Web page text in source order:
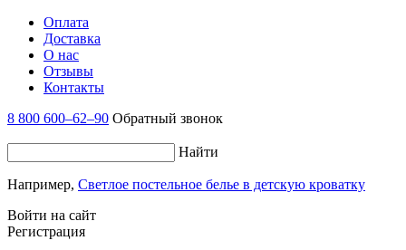
Оплата
Доставка
О нас
Отзывы
Контакты
8 800 600–62–90 Обратный звонок
Найти
Например, Светлое постельное белье в детскую кроватку
Войти на сайт
Регистрация